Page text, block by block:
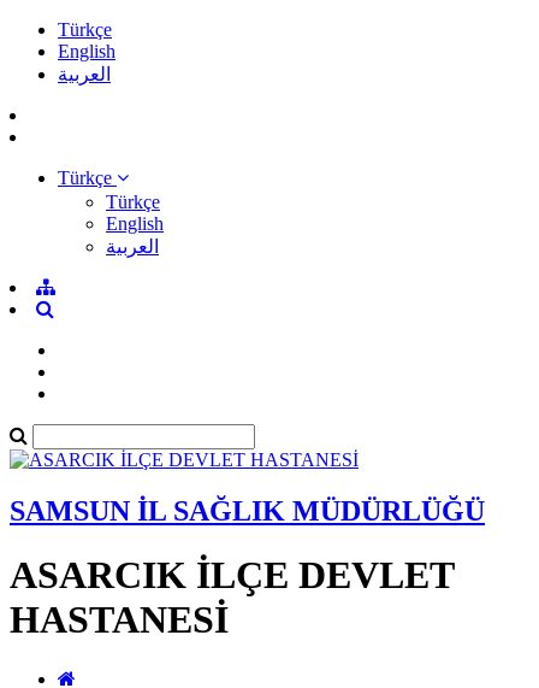
Türkçe
English
العربية
Türkçe
Türkçe
English
العربية
SAMSUN İL SAĞLIK MÜDÜRLÜĞÜ
ASARCIK İLÇE DEVLET
HASTANESİ